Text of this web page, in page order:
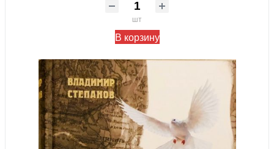
шт
В корзину